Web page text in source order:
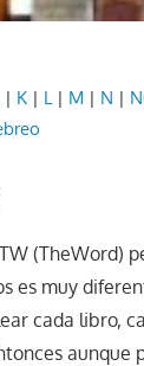
| K | L| M | N |
(TheWord)
es muy
cada libro,